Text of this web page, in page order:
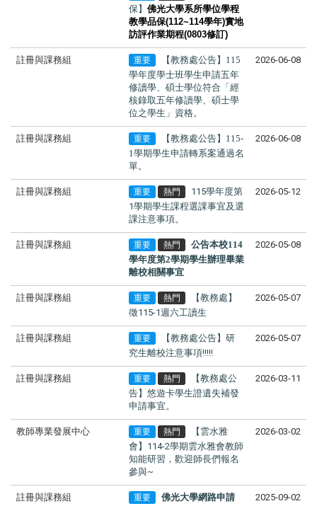
保】 佛光大學系所學位學程
教學品保(112~114學年)實地
訪評作業期程(0803修訂)
註冊與課務組 重要
【教務處公告】115
學年度學士班學生申請五年
修讀學、碩士學位符合「經
核錄取五年修讀學、碩士學
位之學生 」資格。
2026-06-08
註冊與課務組 重要
【教務處公告】115-
1學期學生申請轉系案通過名
單。
2026-06-08
註冊與課務組 重要 熱門
115學年度第
1學期學生課程選課事宜及選
課注意事項。
2026-05-12
註冊與課務組 重要 熱門
公告本校114
學年度第2學期學生辦理畢業
離校相關事宜
2026-05-08
註冊與課務組 重要 熱門
【教務處】
徵115-1週六工讀生
2026-05-07
註冊與課務組 重要
【教務處公告】研
究生離校注意事項!!!!!
2026-05-07
註冊與課務組 重要 熱門
【教務處公
告】悠遊卡學生證遺失補發
申請事宜。
2026-03-11
教師專業發展中心 重要 熱門
【雲水雅
會】114-2學期雲水雅會教師
知能研習，歡迎師長們報名
參與~
2026-03-02
註冊與課務組 重要
佛光大學網路申請
2025-09-02